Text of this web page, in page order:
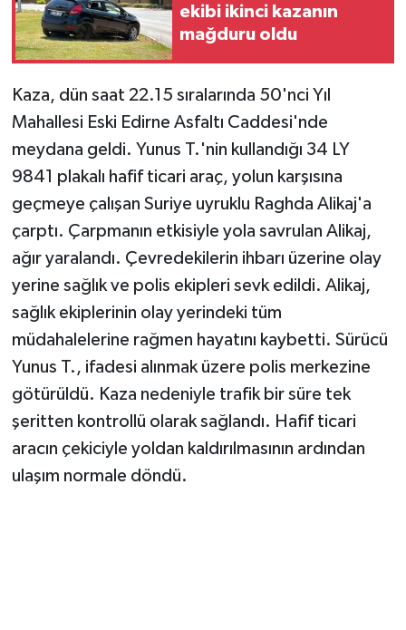
ekibi ikinci kazanın
mağduru oldu
Kaza, dün saat 22.15 sıralarında 50'nci Yıl
Mahallesi Eski Edirne Asfaltı Caddesi'nde
meydana geldi. Yunus T.'nin kullandığı 34 LY
9841 plakalı hafif ticari araç, yolun karşısına
geçmeye çalışan Suriye uyruklu Raghda Alikaj'a
çarptı. Çarpmanın etkisiyle yola savrulan Alikaj,
ağır yaralandı. Çevredekilerin ihbarı üzerine olay
yerine sağlık ve polis ekipleri sevk edildi. Alikaj,
sağlık ekiplerinin olay yerindeki tüm
müdahalelerine rağmen hayatını kaybetti. Sürücü
Yunus T., ifadesi alınmak üzere polis merkezine
götürüldü. Kaza nedeniyle trafik bir süre tek
şeritten kontrollü olarak sağlandı. Hafif ticari
aracın çekiciyle yoldan kaldırılmasının ardından
ulaşım normale döndü.